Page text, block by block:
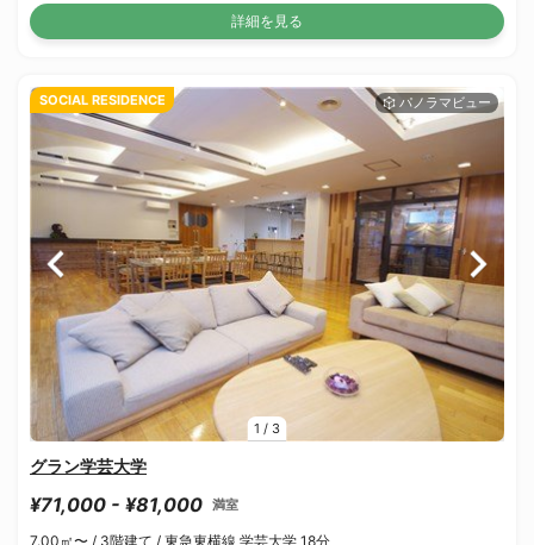
詳細を見る
1 / 3
SOCIAL RESIDENCE
グラン学芸大学
¥71,000 - ¥81,000 満室
7.00㎡〜 / 3階建て / 東急東横線 学芸大学 18分